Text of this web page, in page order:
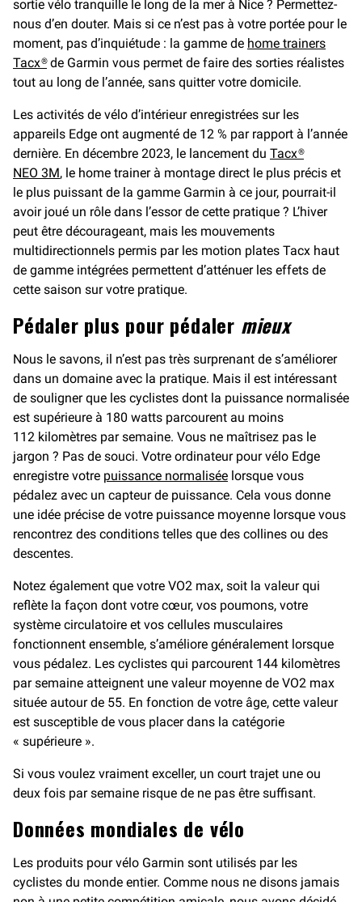
sortie vélo tranquille le long de la mer à Nice ? Permettez-
nous d’en douter. Mais si ce n’est pas à votre portée pour le
moment, pas d’inquiétude : la gamme de home trainers
Tacx®de Garmin vous permet de faire des sorties réalistes
tout au long de l’année, sans quitter votre domicile.
Les activités de vélo d’intérieur enregistrées sur les
appareils Edge ont augmenté de 12 % par rapport à l’année
dernière. En décembre 2023, le lancement du Tacx®
NEO 3M, le home trainer à montage direct le plus précis et
le plus puissant de la gamme Garmin à ce jour, pourrait-il
avoir joué un rôle dans l’essor de cette pratique ? L’hiver
peut être décourageant, mais les mouvements
multidirectionnels permis par les motion plates Tacx haut
de gamme intégrées permettent d’atténuer les effets de
cette saison sur votre pratique.
Pédaler plus pour pédaler mieux
Nous le savons, il n’est pas très surprenant de s’améliorer
dans un domaine avec la pratique. Mais il est intéressant
de souligner que les cyclistes dont la puissance normalisée
est supérieure à 180 watts parcourent au moins
112 kilomètres par semaine. Vous ne maîtrisez pas le
jargon ? Pas de souci. Votre ordinateur pour vélo Edge
enregistre votre puissance normalisée lorsque vous
pédalez avec un capteur de puissance. Cela vous donne
une idée précise de votre puissance moyenne lorsque vous
rencontrez des conditions telles que des collines ou des
descentes.
Notez également que votre VO2 max, soit la valeur qui
reflète la façon dont votre cœur, vos poumons, votre
système circulatoire et vos cellules musculaires
fonctionnent ensemble, s’améliore généralement lorsque
vous pédalez. Les cyclistes qui parcourent 144 kilomètres
par semaine atteignent une valeur moyenne de VO2 max
située autour de 55. En fonction de votre âge, cette valeur
est susceptible de vous placer dans la catégorie
« supérieure ».
Si vous voulez vraiment exceller, un court trajet une ou
deux fois par semaine risque de ne pas être suffisant.
Données mondiales de vélo
Les produits pour vélo Garmin sont utilisés par les
cyclistes du monde entier. Comme nous ne disons jamais